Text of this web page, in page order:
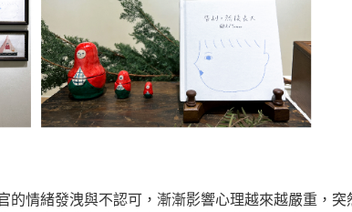
情緒發洩與不認可，漸漸影響心理越來越嚴重，突